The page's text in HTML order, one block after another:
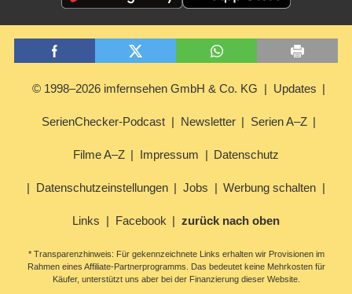
© 1998–2026 imfernsehen GmbH & Co. KG Updates
SerienChecker-Podcast Newsletter Serien A–Z
Filme A–Z Impressum Datenschutz
Datenschutzeinstellungen Jobs Werbung schalten
Links Facebook zurück nach oben
* Transparenzhinweis: Für gekennzeichnete Links erhalten wir Provisionen im
Rahmen eines Affiliate-Partnerprogramms. Das bedeutet keine Mehrkosten für
Käufer, unterstützt uns aber bei der Finanzierung dieser Website.